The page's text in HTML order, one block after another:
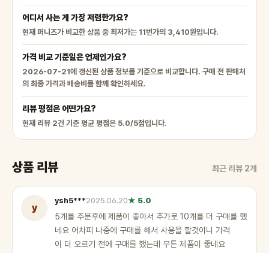
어디서 사는 게 가장 저렴한가요?
현재 퍼니즈가 비교한 상품 중 최저가는 11번가의 3,410원입니다.
가격 비교 기준일은 언제인가요?
2026-07-21에 갱신된 상품 정보를 기준으로 비교합니다. 구매 전 판매처
의 최종 가격과 배송비를 함께 확인하세요.
리뷰 평점은 어떤가요?
현재 리뷰 2건 기준 평균 평점은 5.0/5점입니다.
상품 리뷰 최근 리뷰 2개
y
ysh5***2025.06.20★ 5.0
5개를 주문후에 제품이 좋아서 추가로 10개를 더 구매를 했
네요 어차피 나중에 구매를 해서 사용을 할것이니 가격
이 더 오르기 전에 구매를 했는데 무튼 제품이 좋네요